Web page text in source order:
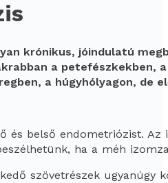
krónikus, jóindulatú
a petefészkekben,
a húgyhólyagon, de
és belső endometriózist.
ha a méh
szövetrészek